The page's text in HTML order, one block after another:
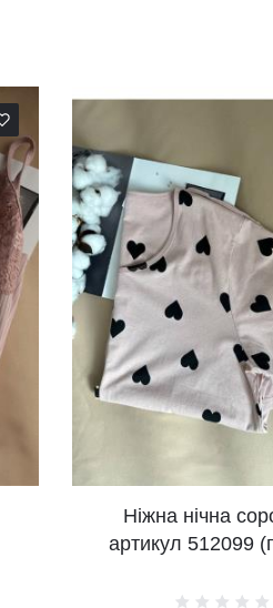
Ніжна нічна
артикул 512099